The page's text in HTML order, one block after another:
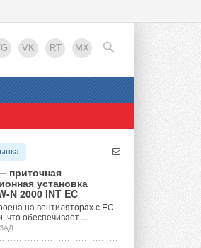
VK RT MX
EN
приточная
установка
N 2000 INT EC
на вентиляторах с EC-
что обеспечивает ...